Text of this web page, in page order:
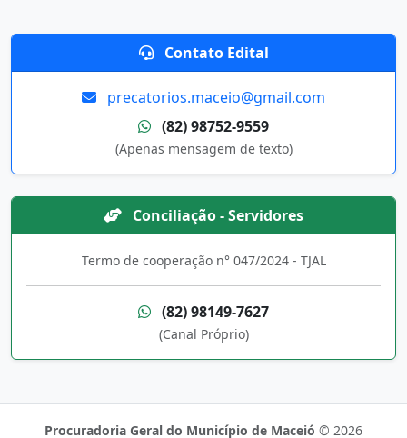
Contato Edital
precatorios.maceio@gmail.com
(82) 98752-9559
(Apenas mensagem de texto)
Conciliação - Servidores
Termo de cooperação n° 047/2024 - TJAL
(82) 98149-7627
(Canal Próprio)
Procuradoria Geral do Município de Maceió © 2026